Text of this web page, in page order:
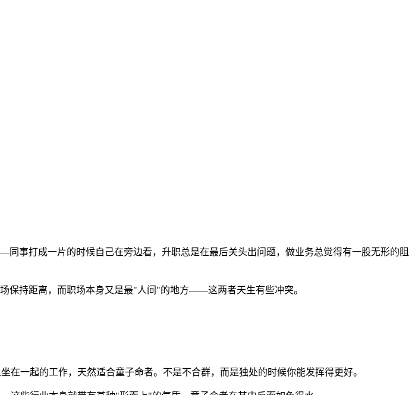
事打成一片的时候自己在旁边看，升职总是在最后关头出问题，做业务总觉得有一股无形的阻
保持距离，而职场本身又是最"人间"的地方——这两者天生有些冲突。
一起的工作，天然适合童子命者。不是不合群，而是独处的时候你能发挥得更好。